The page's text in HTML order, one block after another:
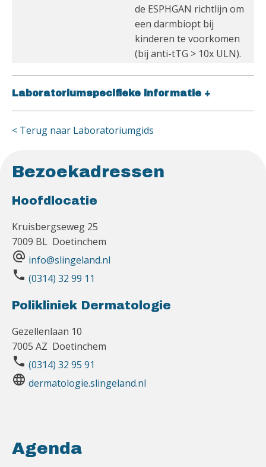
de ESPHGAN richtlijn om
een darmbiopt bij
kinderen te voorkomen
(bij anti-tTG > 10x ULN).
Laboratoriumspecifieke informatie +
< Terug naar Laboratoriumgids
Bezoekadressen
Hoofdlocatie
Kruisbergseweg 25
7009 BL Doetinchem
alternate_email info@slingeland.nl
phone (0314) 32 99 11
Polikliniek Dermatologie
Gezellenlaan 10
7005 AZ Doetinchem
phone (0314) 32 95 91
language dermatologie.slingeland.nl
Agenda